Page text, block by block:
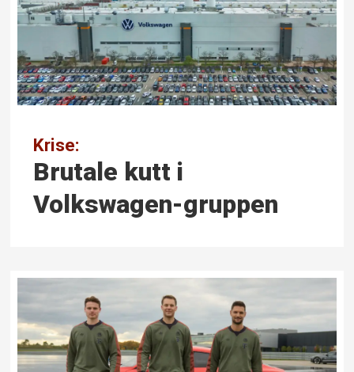
Krise:
Brutale kutt i
Volkswagen-gruppen